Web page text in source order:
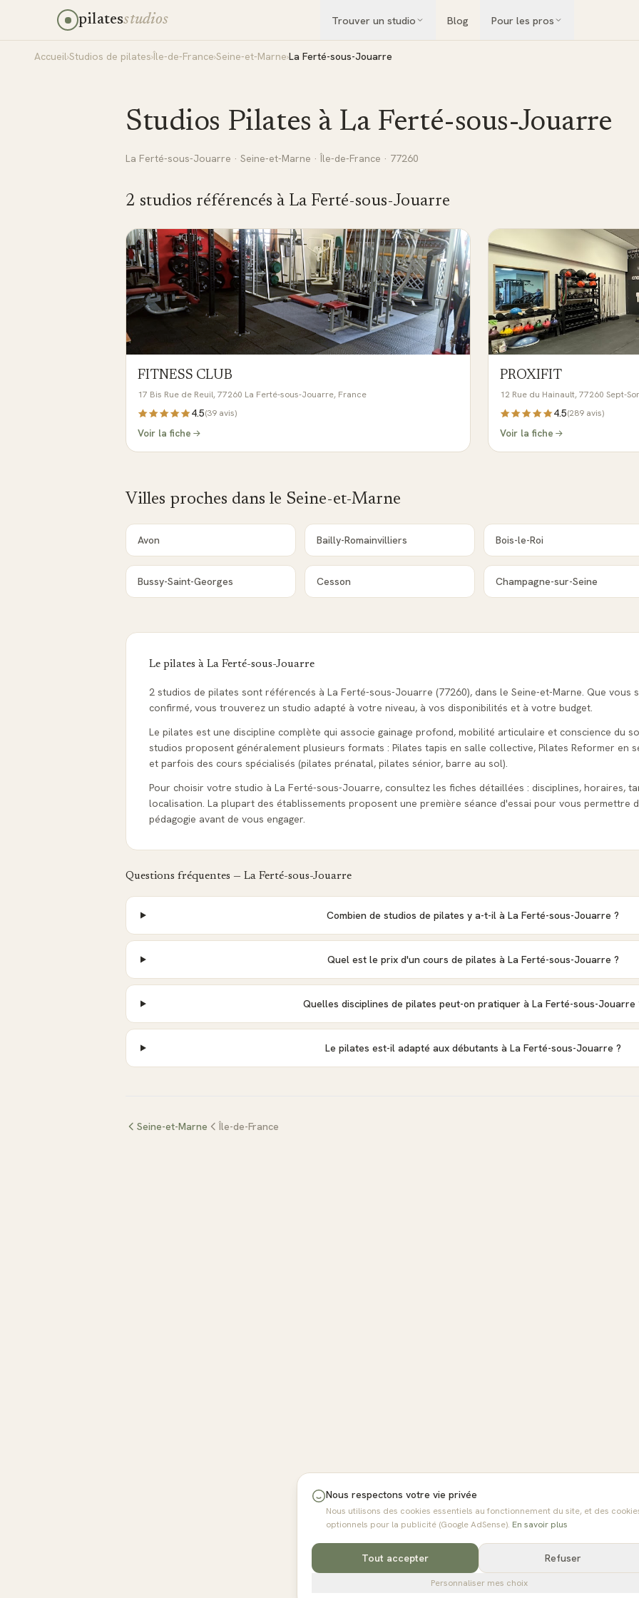
pilatesstudios Trouver un studio Blog Pour les pros
Accueil›Studios de pilates›Île-de-France›Seine-et-Marne›La Ferté-sous-Jouarre
Studios Pilates à La Ferté-sous-Jouarre
La Ferté-sous-Jouarre · Seine-et-Marne · Île-de-France · 77260
2 studios référencés à La Ferté-sous-Jouarre
FITNESS CLUB
17 Bis Rue de Reuil, 77260 La Ferté-sous-Jouarre, France
4.5(39 avis)
Voir la fiche
PROXIFIT
12 Rue du Hainault, 77260 Sept-
4.5(289 avis)
Voir la fiche
Villes proches dans le Seine-et-Marne
Avon Bailly-Romainvilliers Bois-le-Roi
Bussy-Saint-Georges Cesson Champagne-sur-Seine
Le pilates à La Ferté-sous-Jouarre
2 studios de pilates sont référencés à La Ferté-sous-Jouarre (77260), dans le Seine-et-Marne. Que vous
confirmé, vous trouverez un studio adapté à votre niveau, à vos disponibilités et à votre budget.
Le pilates est une discipline complète qui associe gainage profond, mobilité articulaire et conscience du
studios proposent généralement plusieurs formats : Pilates tapis en salle collective, Pilates Reformer en
et parfois des cours spécialisés (pilates prénatal, pilates sénior, barre au sol).
Pour choisir votre studio à La Ferté-sous-Jouarre, consultez les fiches détaillées : disciplines, horaires,
localisation. La plupart des établissements proposent une première séance d'essai pour vous permettre
pédagogie avant de vous engager.
Questions fréquentes — La Ferté-sous-Jouarre
Combien de studios de pilates y a-t-il à La Ferté-sous-Jouarre ?
Quel est le prix d'un cours de pilates à La Ferté-sous-Jouarre ?
Quelles disciplines de pilates peut-on pratiquer à La Ferté-sous-Jouarre
Le pilates est-il adapté aux débutants à La Ferté-sous-Jouarre ?
Seine-et-Marne Île-de-France
Nous respectons votre vie privée
Nous utilisons des cookies essentiels au fonctionnement du site, et des
optionnels pour la publicité (Google AdSense). En savoir plus
Tout accepter Refuser
Personnaliser mes choix